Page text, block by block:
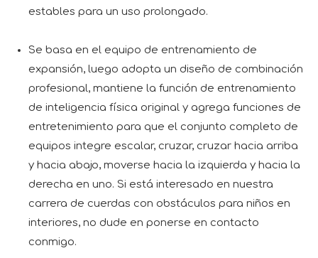
estables para un uso prolongado.
Se basa en el equipo de entrenamiento de
expansión, luego adopta un diseño de combinación
profesional, mantiene la función de entrenamiento
de inteligencia física original y agrega funciones de
entretenimiento para que el conjunto completo de
equipos integre escalar, cruzar, cruzar hacia arriba
y hacia abajo, moverse hacia la izquierda y hacia la
derecha en uno. Si está interesado en nuestra
carrera de cuerdas con obstáculos para niños en
interiores, no dude en ponerse en contacto
conmigo.